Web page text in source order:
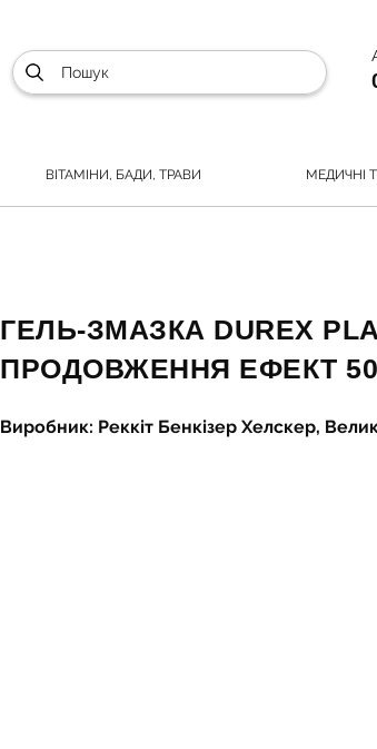
ВІТАМІНИ, БАДИ, ТРАВИ МЕДИЧНІ
ГЕЛЬ-ЗМАЗКА DUREX
ПРОДОВЖЕННЯ ЕФЕКТ
Виробник: Реккіт Бенкізер Хелскер,